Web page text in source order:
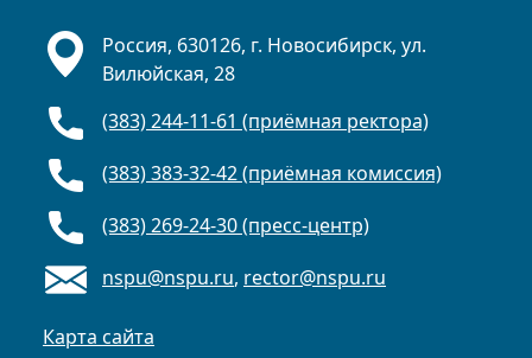
Россия, 630126, г. Новосибирск, ул.
Вилюйская, 28
(383) 244-11-61 (приёмная ректора)
(383) 383-32-42 (приёмная комиссия)
(383) 269-24-30 (пресс-центр)
nspu@nspu.ru, rector@nspu.ru
Карта сайта